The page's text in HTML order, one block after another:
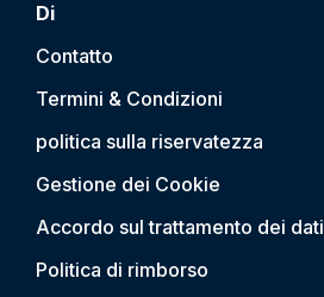
Di
Contatto
Termini & Condizioni
politica sulla riservatezza
Gestione dei Cookie
Accordo sul trattamento dei dati
Politica di rimborso